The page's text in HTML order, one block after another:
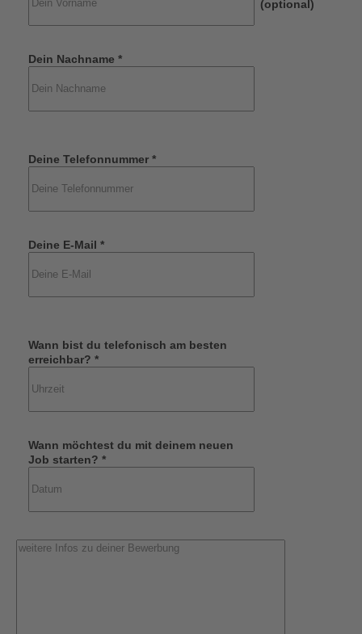
Dein Nachname *
Deine Telefonnummer *
Deine E-Mail *
Wann bist du telefonisch am besten
erreichbar? *
Wann möchtest du mit deinem neuen
Job starten? *
(optional)